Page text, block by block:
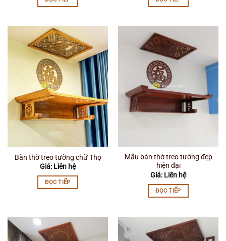
Bàn thờ treo tường chữ Thọ
Giá: Liên hệ
ĐỌC TIẾP
Mẫu bàn thờ treo tường đẹp
hiện đại
Giá: Liên hệ
ĐỌC TIẾP